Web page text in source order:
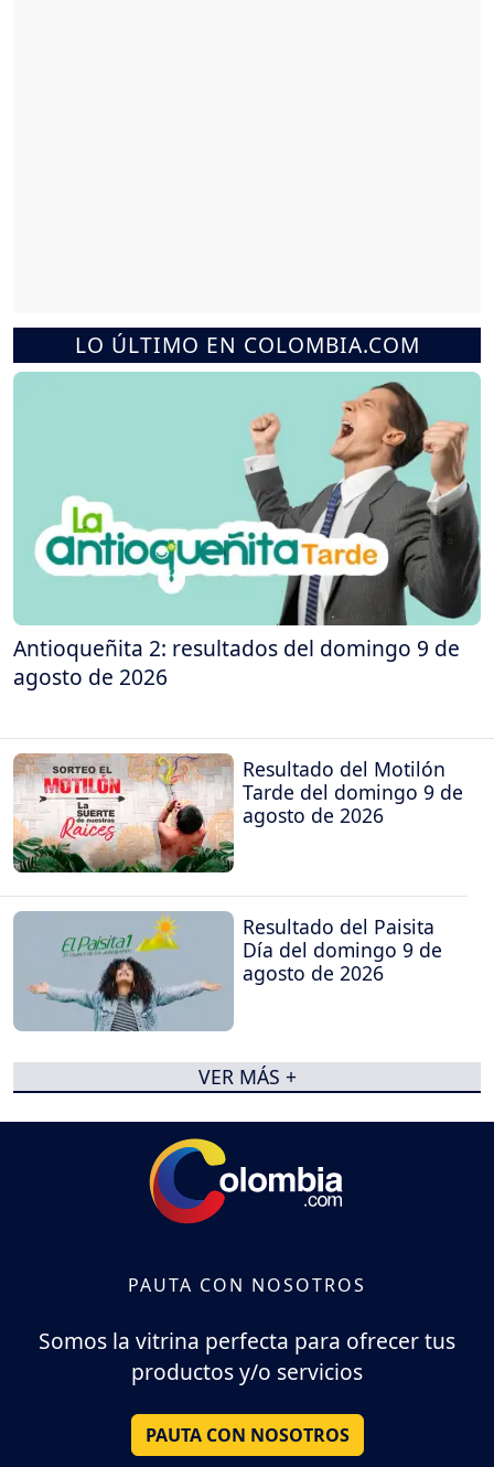
LO ÚLTIMO EN COLOMBIA.COM
Antioqueñita 2: resultados del domingo 9 de
agosto de 2026
Resultado del Motilón
Tarde del domingo 9 de
agosto de 2026
Resultado del Paisita
Día del domingo 9 de
agosto de 2026
VER MÁS +
PAUTA CON NOSOTROS
Somos la vitrina perfecta para ofrecer tus
productos y/o servicios
PAUTA CON NOSOTROS